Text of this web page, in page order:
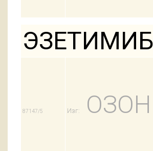
87147/5 Изг: ОЗОН